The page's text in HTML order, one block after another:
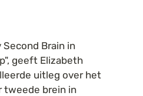
Second Brain in
geeft Elizabeth
uitleg over het
tweede brein in